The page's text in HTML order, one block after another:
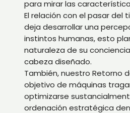
para mirar las
El relación con el pasar del
deja desarrollar una
instintos humanas, esto
naturaleza de su
cabeza diseñado.
También, nuestro Retorno
objetivo de máquinas
optimizarse
ordenación estratégica